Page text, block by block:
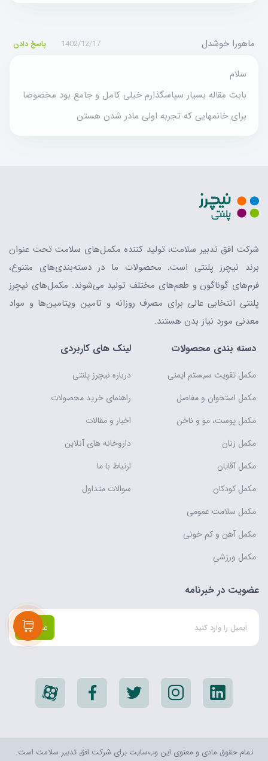
ماهورا خوشدل 1402/12/17 پاسخ دادن
سلام
بابت مقاله بسیار سپاسگذارم خیلی کامل و جامع بود مخصوصا
برای خانمهایی که تجربه اولی مادر شدن هستن
شرکت افق تدبیر سلامت، تولید کننده مکمل‌های سلامت تحت عنوان
برند نیچرز پلنتی است. محصولات ما در دسته‌بندی‌های متنوع،
فرم‌های گوناگون و طعم‌های مختلف تولید می‌شوند. مکمل‌های نیچرز
پلنتی انتخابی عالی برای مصرف روزانه و تامین ویتامین‌ها و مواد
معدنی مورد نیاز بدن هستند.
دسته بندی محصولات
مکمل تقویت سیستم ایمنی
مکمل استخوان و مفاصل
مکمل پوست، مو و ناخن
مکمل زنان
مکمل آقایان
مکمل کودکان
مکمل سلامت عمومی
مکمل آهن و کم خونی
مکمل ورزشی
لینک های کاربردی
درباره نیچرز پلنتی
راهنمای خرید محصولات
اخبار و مقالات
داروخانه های آنلاین
ارتباط با ما
سوالات متداول
عضویت در خبرنامه
عضویت
تمام حقوق مادی و معنوی اين وب‌سايت برای شرکت افق تدبیر سلامت است.